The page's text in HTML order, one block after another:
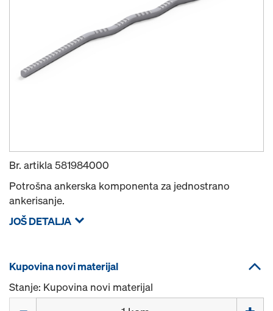
Br. artikla581984000
Potrošna ankerska komponenta za jednostrano
ankerisanje.
JOŠ DETALJA
Kupovina novi materijal
Stanje: Kupovina novi materijal